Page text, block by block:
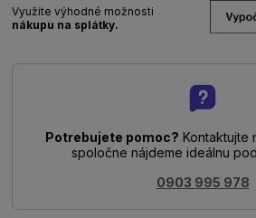
Využite výhodné možnosti
nákupu na splátky.
Potrebujete pomoc? Kontaktujte
spoločne nájdeme ideálnu
0903 995 978